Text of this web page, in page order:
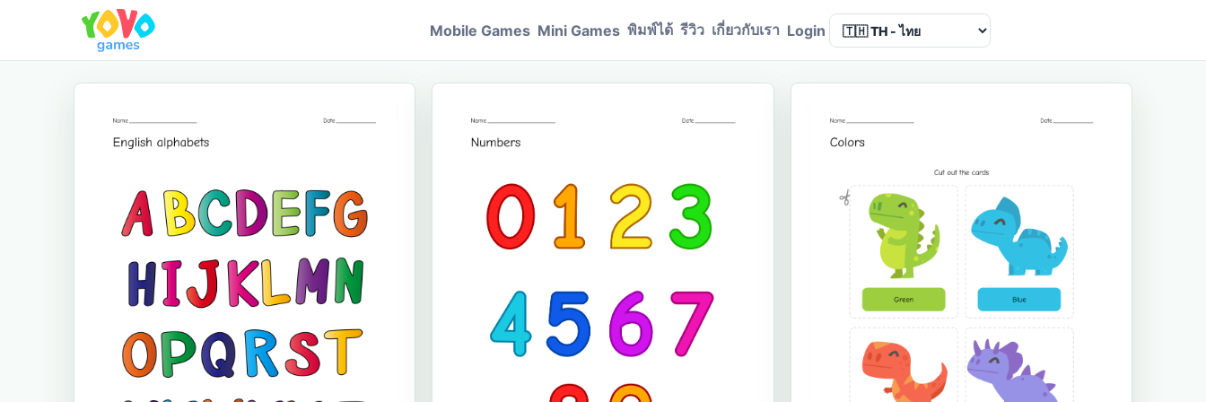
Mobile Games Mini Games พิมพ์ได้ รีวิว เกี่ยวกับเรา Login Language